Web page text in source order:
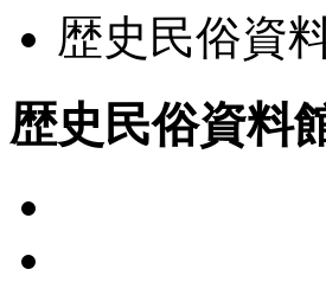
歴史民俗資
歴史民俗資料